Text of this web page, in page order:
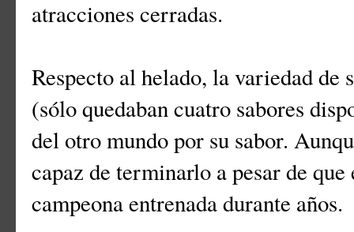
atracciones cerradas.
Respecto al helado, la variedad de
(sólo quedaban cuatro sabores
del otro mundo por su sabor.
capaz de terminarlo a pesar de
campeona entrenada durante años.